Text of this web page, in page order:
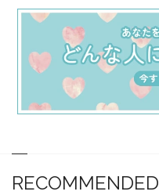
RECOMMENDED